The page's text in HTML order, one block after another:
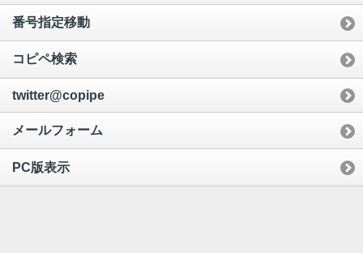
番号指定移動
コピペ検索
twitter@copipe
メールフォーム
PC版表示